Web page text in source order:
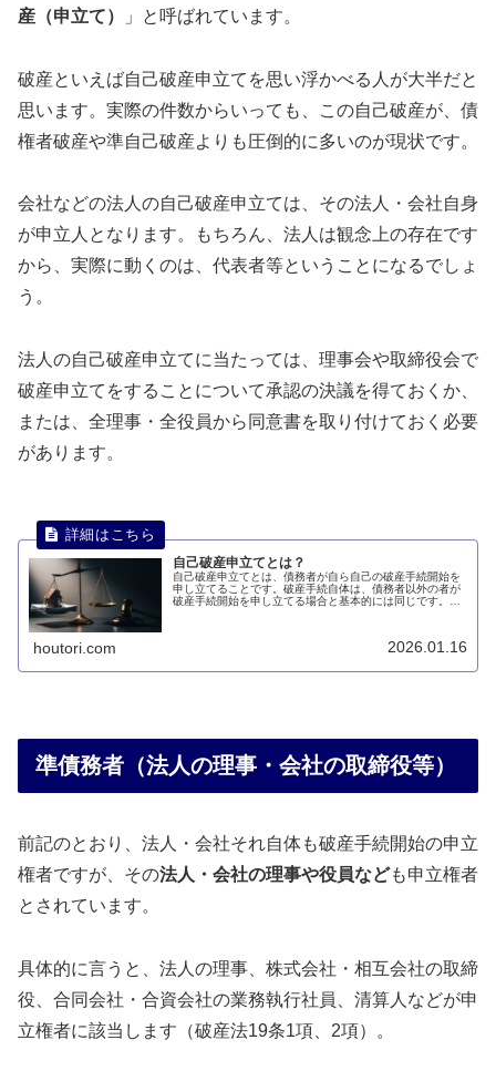
産（申立て）
」と呼ばれています。
破産といえば自己破産申立てを思い浮かべる人が大半だと
思います。実際の件数からいっても、この自己破産が、債
権者破産や準自己破産よりも圧倒的に多いのが現状です。
会社などの法人の自己破産申立ては、その法人・会社自身
が申立人となります。もちろん、法人は観念上の存在です
から、実際に動くのは、代表者等ということになるでしょ
う。
法人の自己破産申立てに当たっては、理事会や取締役会で
破産申立てをすることについて承認の決議を得ておくか、
または、全理事・全役員から同意書を取り付けておく必要
があります。
自己破産申立てとは？
自己破産申立てとは、債務者が自ら自己の破産手続開始を
申し立てることです。破産手続自体は、債務者以外の者が
破産手続開始を申し立てる場合と基本的には同じです。こ
houtori.com 2026.01.16
準債務者（法人の理事・会社の取締役等）
前記のとおり、法人・会社それ自体も破産手続開始の申立
権者ですが、その法人・会社の理事や役員なども申立権者
とされています。
具体的に言うと、法人の理事、株式会社・相互会社の取締
役、合同会社・合資会社の業務執行社員、清算人などが申
立権者に該当します（破産法19条1項、2項）。